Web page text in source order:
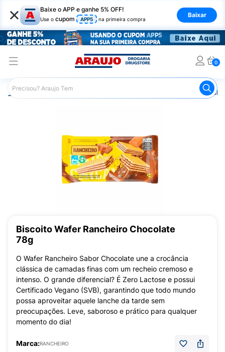
× Baixe o APP e ganhe 5% OFF!
Use o cupom APP5 na primeira compra
Baixar
0
Araujo Mercado Biscoito e
Biscoito Wafer Rancheiro Chocolate
78g
O Wafer Rancheiro Sabor Chocolate une a crocância
clássica de camadas finas com um recheio cremoso e
intenso. O grande diferencial? É Zero Lactose e possui
Certificado Vegano (SVB), garantindo que todo mundo
possa aproveitar aquele lanche da tarde sem
preocupações. Leve, saboroso e prático para qualquer
momento do dia!
Marca:RANCHEIRO